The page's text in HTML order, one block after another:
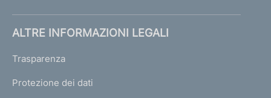
ALTRE INFORMAZIONI LEGALI
Trasparenza
Protezione dei dati